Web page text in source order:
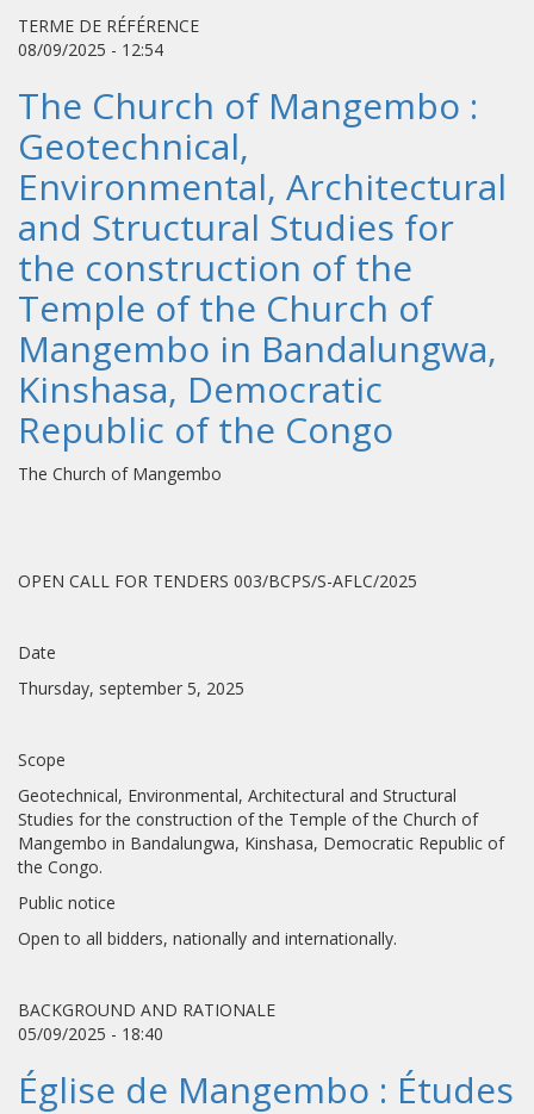
TERME DE RÉFÉRENCE
08/09/2025 - 12:54
The Church of Mangembo :
Geotechnical,
Environmental, Architectural
and Structural Studies for
the construction of the
Temple of the Church of
Mangembo in Bandalungwa,
Kinshasa, Democratic
Republic of the Congo
The Church of Mangembo
OPEN CALL FOR TENDERS 003/BCPS/S-AFLC/2025
Date
Thursday, september 5, 2025
Scope
Geotechnical, Environmental, Architectural and Structural
Studies for the construction of the Temple of the Church of
Mangembo in Bandalungwa, Kinshasa, Democratic Republic of
the Congo.
Public notice
Open to all bidders, nationally and internationally.
BACKGROUND AND RATIONALE
05/09/2025 - 18:40
Église de Mangembo : Études